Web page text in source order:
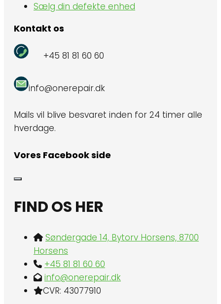
Sælg din defekte enhed
Kontakt os
+45 81 81 60 60
info@onerepair.dk
Mails vil blive besvaret inden for 24 timer alle
hverdage.
Vores Facebook side
FIND OS HER
Søndergade 14, Bytorv Horsens, 8700
Horsens
+45 81 81 60 60
info@onerepair.dk
CVR: 43077910